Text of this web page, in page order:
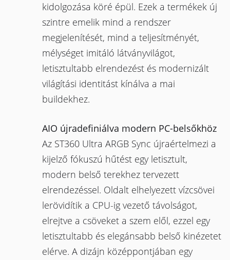
kidolgozása köré épül. Ezek a termékek új
szintre emelik mind a rendszer
megjelenítését, mind a teljesítményét,
mélységet imitáló látványvilágot,
letisztultabb elrendezést és modernizált
világítási identitást kínálva a mai
buildekhez.
AIO újradefiniálva modern PC-belsőkhöz
Az ST360 Ultra ARGB Sync újraértelmezi a
kijelző fókuszú hűtést egy letisztult,
modern belső terekhez tervezett
elrendezéssel. Oldalt elhelyezett vízcsövei
lerövidítik a CPU-ig vezető távolságot,
elrejtve a csöveket a szem elől, ezzel egy
letisztultabb és elegánsabb belső kinézetet
elérve. A dizájn középpontjában egy